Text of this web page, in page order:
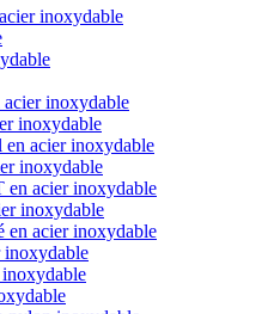
inoxydable
inoxydable
inoxydable
acier inoxydable
inoxydable
en acier inoxydable
inoxydable
en acier inoxydable
inoxydable